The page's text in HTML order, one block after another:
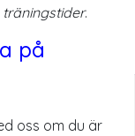
träningstider.
på
oss om du är